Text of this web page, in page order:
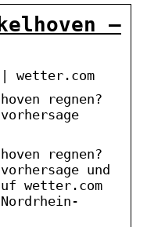
–
| wetter.com
regnen?
regnen?
und
wetter.com